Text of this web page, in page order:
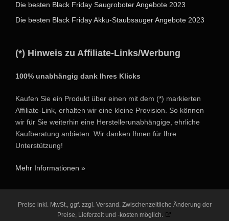
Die besten Black Friday Saugroboter Angebote 2023
Die besten Black Friday Akku-Staubsauger Angebote 2023
(*) Hinweis zu Affiliate-Links/Werbung
100% unabhängig dank Ihres Klicks
Kaufen Sie ein Produkt über einen mit dem (*) markierten
Affiliate-Link, erhalten wir eine kleine Provision. So können
wir für Sie weiterhin eine Herstellerunabhängige, ehrliche
Kaufberatung anbieten. Wir danken Ihnen für Ihre
Unterstützung!
Mehr Informationen »
Preise inkl. MwSt., ggf. zzgl. Versand. Zwischenzeitliche Änderung der
Preise, Lieferzeit und -kosten möglich.